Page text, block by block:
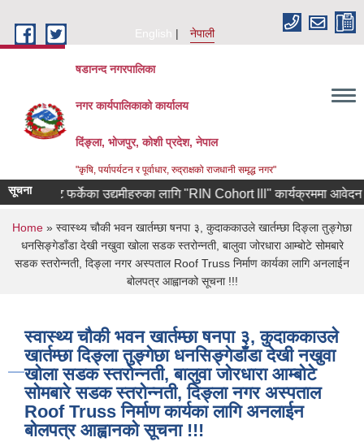
English
नेपाली
षडानन्द नगरपालिका
नगर कार्यपालिकाको कार्यालय
दिंङ्ला, भोजपुर, कोशी प्रदेश, नेपाल
"कृषि, पर्यापर्यटन र पूर्वाधार, रुद्राक्षको राजधानी समृद्ध नगर"
सूचना फर्केका उद्यमीहरुका लागि "RIN Cohort lll" कार्यक्रममा आवेदन पेश
You are here
Home » स्वास्थ्य चौकी भवन खार्तम्छा षनपा ३, कुदाककाउले खार्तम्छा दिङ्ला तुङ्गेछा
धनसिङ्गेडाँडा देखी नखुवा खोला सडक स्तरोन्नती, बालुवा जोरधारा आम्बोटे सोमबारे
सडक स्तरोन्नती, दिङ्ला नगर अस्पताल Roof Truss निर्माण कार्यका लागि अनलाईन
बोलपत्र आह्वानको सूचना !!!
स्वास्थ्य चौकी भवन खार्तम्छा षनपा ३, कुदाककाउले
खार्तम्छा दिङ्ला तुङ्गेछा धनसिङ्गेडाँडा देखी नखुवा
खोला सडक स्तरोन्नती, बालुवा जोरधारा आम्बोटे
सोमबारे सडक स्तरोन्नती, दिङ्ला नगर अस्पताल
Roof Truss निर्माण कार्यका लागि अनलाईन
बोलपत्र आह्वानको सूचना !!!